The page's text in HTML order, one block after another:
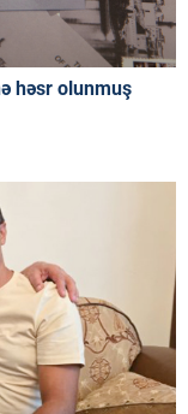
həsr olunmuş